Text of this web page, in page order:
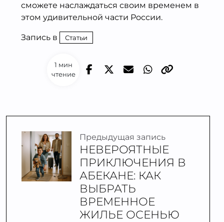
1 мин
чтение
сможете наслаждаться своим временем в
этом удивительной части России.
Запись в Статьи
Предыдущая запись
НЕВЕРОЯТНЫЕ
ПРИКЛЮЧЕНИЯ В
АБЕКАНЕ: КАК
ВЫБРАТЬ
ВРЕМЕННОЕ
ЖИЛЬЕ ОСЕНЬЮ